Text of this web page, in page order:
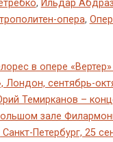
, Ильдар
опера,
в опере
Лондон, сентябрь-
Темирканов –
зале
Петербург, 25